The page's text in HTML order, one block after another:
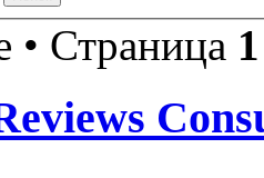
• Страница 1